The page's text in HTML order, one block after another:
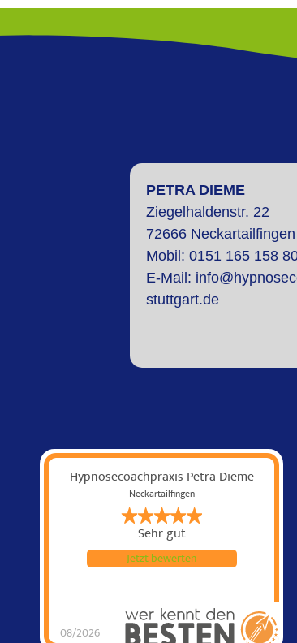
PETRA DIEME
Ziegelhaldenstr. 22
72666 Neckartailfingen
Mobil: 0151 165 158
E-Mail:
stuttgart.de
Hypnosecoachpraxis Petra Dieme
Neckartailfingen
Sehr gut
08/2026
Jetzt bewerten